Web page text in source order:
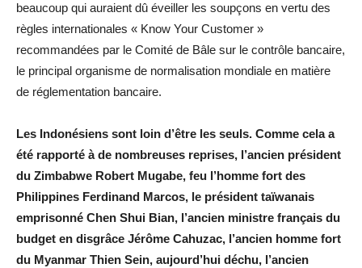
beaucoup qui auraient dû éveiller les soupçons en vertu des
règles internationales « Know Your Customer »
recommandées par le Comité de Bâle sur le contrôle bancaire,
le principal organisme de normalisation mondiale en matière
de réglementation bancaire.
Les Indonésiens sont loin d’être les seuls. Comme cela a
été rapporté à de nombreuses reprises, l’ancien président
du Zimbabwe Robert Mugabe, feu l’homme fort des
Philippines Ferdinand Marcos, le président taïwanais
emprisonné Chen Shui Bian, l’ancien ministre français du
budget en disgrâce Jérôme Cahuzac, l’ancien homme fort
du Myanmar Thien Sein, aujourd’hui déchu, l’ancien